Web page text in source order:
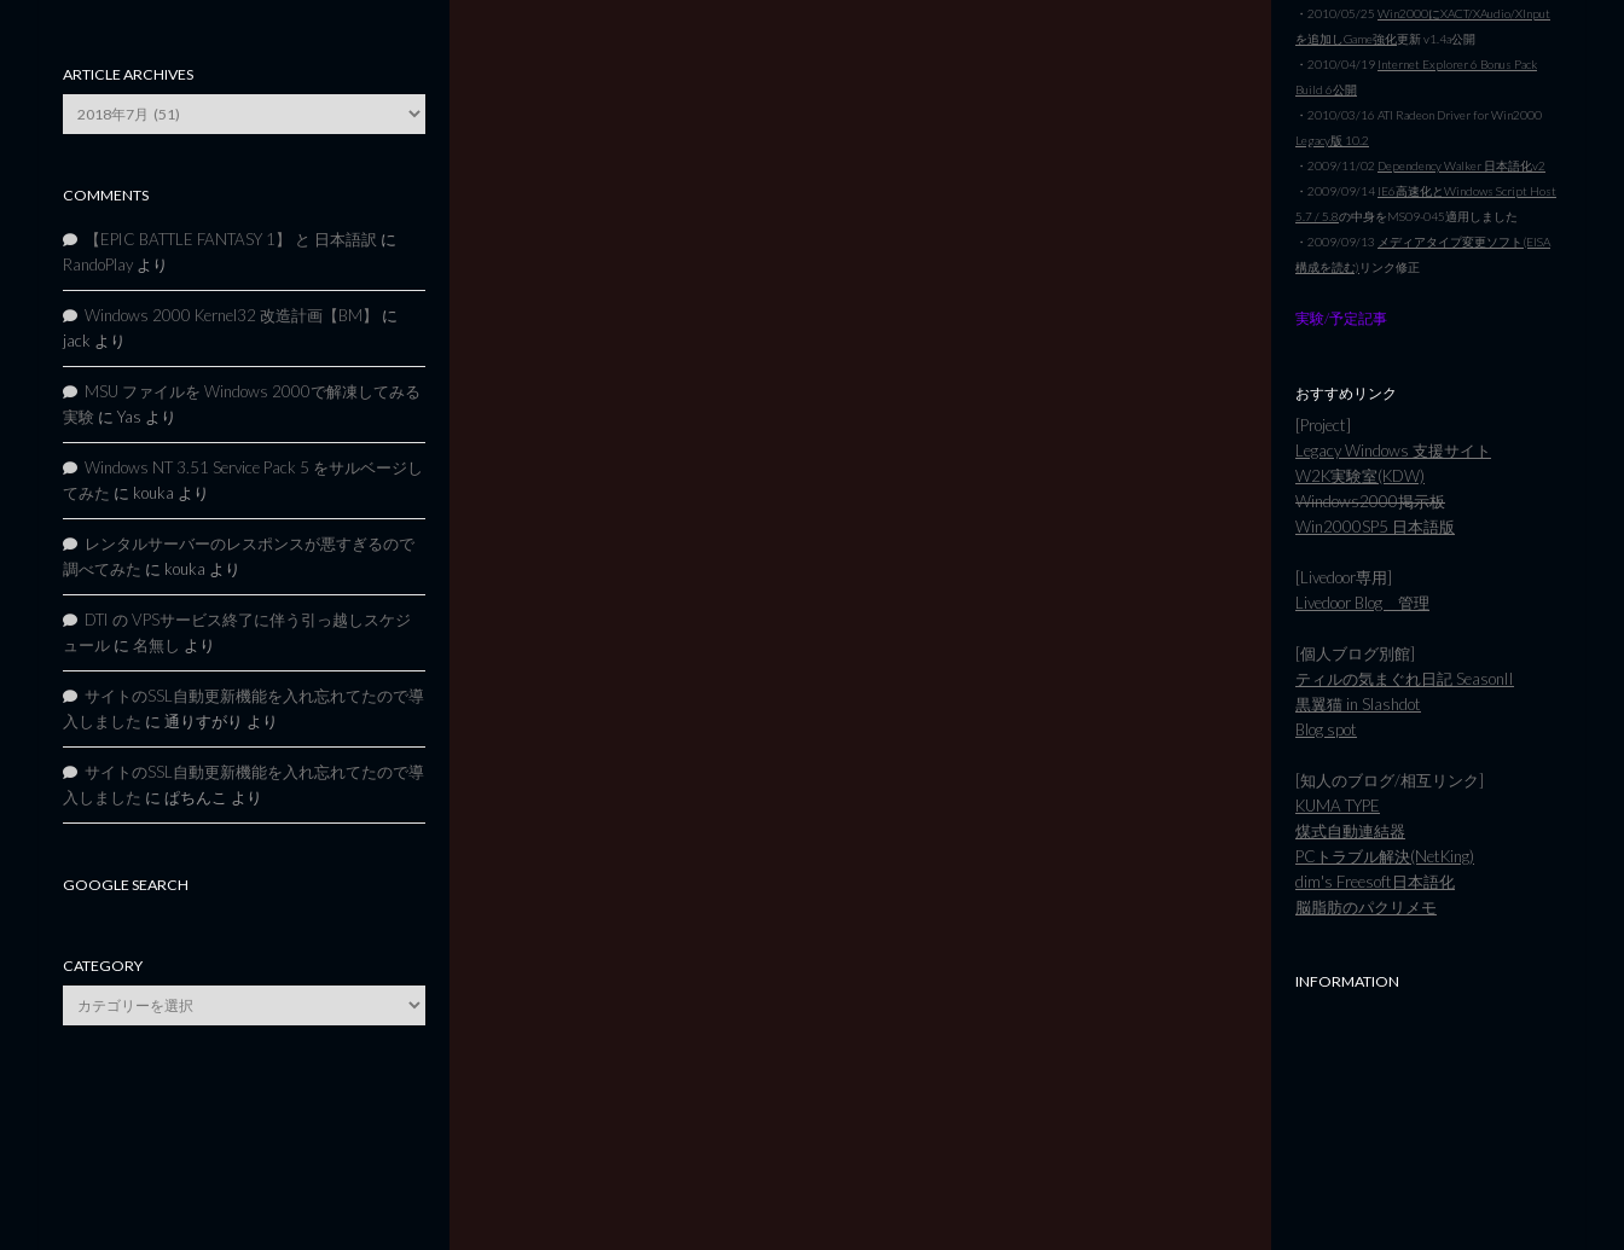
ARTICLE ARCHIVES
Archives
COMMENTS
【EPIC BATTLE FANTASY 1】 と 日本語訳 に
RandoPlay より
Windows 2000 Kernel32 改造計画【BM】
に
jack より
MSU ファイルを Windows 2000で解凍してみる
実験 に Yas より
Windows NT 3.51 Service Pack 5 をサルベージし
てみた に kouka より
レンタルサーバーのレスポンスが悪すぎるので
調べてみた に kouka より
DTI の VPSサービス終了に伴う引っ越しスケジ
ュール に 名無し より
サイトのSSL自動更新機能を入れ忘れてたので導
入しました に 通りすがり より
サイトのSSL自動更新機能を入れ忘れてたので導
入しました に ぱちんこ より
GOOGLE SEARCH
CATEGORY
category
・2010/05/25 Win2000にXACT/XAudio/XInput
を追加しGame強化更新 v1.4a公開
・2010/04/19 Internet Explorer 6 Bonus Pack
Build 6公開
・2010/03/16 ATI Radeon Driver for Win2000
Legacy版 10.2
・2009/11/02 Dependency Walker 日本語化v2
・2009/09/14 IE6高速化とWindows Script Host
5.7 / 5.8の中身をMS09-045適用しました
・2009/09/13 メディアタイプ変更ソフト(EISA
構成を読む) リンク修正
実験/予定記事
おすすめリンク
[Project]
Legacy Windows 支援サイト
W2K実験室(KDW)
Windows2000掲示板
Win2000SP5 日本語版
[Livedoor専用]
Livedoor Blog 管理
[個人ブログ別館]
ティルの気まぐれ日記 SeasonII
黒翼猫 in Slashdot
Blog spot
[知人のブログ/相互リンク]
KUMA TYPE
煤式自動連結器
PCトラブル解決(NetKing)
dim's Freesoft日本語化
脳脂肪のパクリメモ
INFORMATION